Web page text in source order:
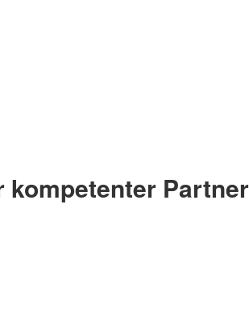
kompetenter Partner